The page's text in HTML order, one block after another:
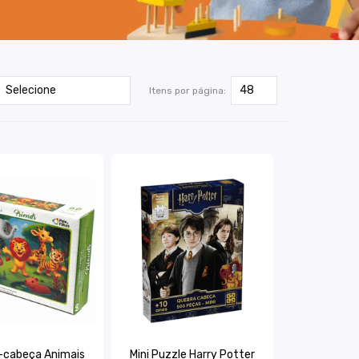
Itens por página:
Animais Mini Puzzle Harry Potter